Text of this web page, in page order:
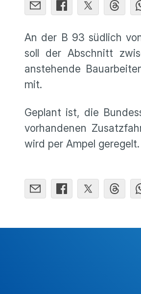
An der B 93 südlich
soll der Abschnitt
anstehende
mit.
Geplant ist, die
vorhandenen
wird per Ampel geregelt.